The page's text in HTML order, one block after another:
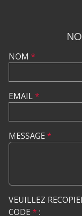
NOM *
EMAIL*
MESSAGE *
VEUILLEZ
CODE * :